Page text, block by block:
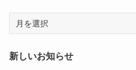
イ
新しいお知らせ